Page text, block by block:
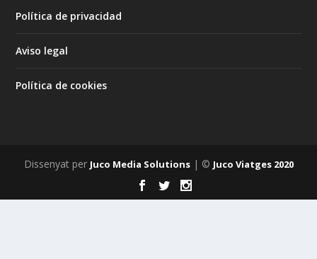
Política de privacidad
Aviso legal
Política de cookies
Dissenyat per Juco Media Solutions| © Juco Viatges 2020